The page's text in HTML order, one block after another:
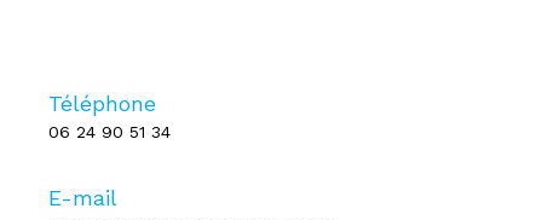
Téléphone
06 24 90 51 34
E-mail